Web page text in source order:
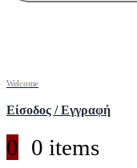
Welcome
Είσοδος / Εγγραφή
0 0 items